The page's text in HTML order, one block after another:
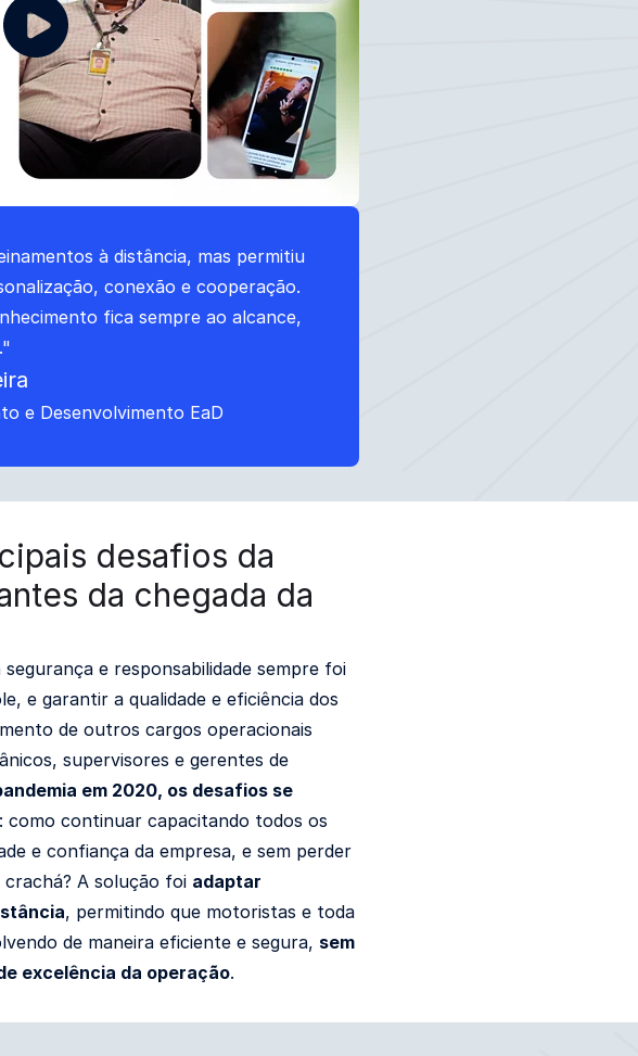
à distância, mas permitiu
conexão e cooperação.
fica sempre ao alcance,
e Desenvolvimento EaD
desafios da
da chegada da
e responsabilidade sempre foi
e garantir a qualidade e eficiência dos
de outros cargos operacionais
supervisores e gerentes de
em 2020, os desafios se
como continuar capacitando todos os
e confiança da empresa, e sem perder
A solução foi adaptar
, permitindo que motoristas e toda
de maneira eficiente e segura, sem
excelência da operação.